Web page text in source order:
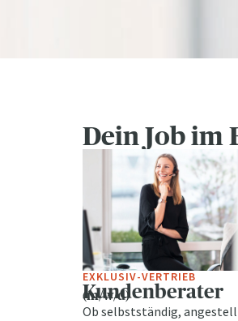
Dein Job im
EXKLUSIV-VERTRIEB
Kundenberater
(m/w/d)
Ob selbstständig,